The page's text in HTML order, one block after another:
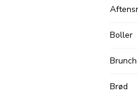
Boller
Brunch
Brød